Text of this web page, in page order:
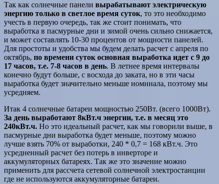
Так как солнечные панели вырабатывают электрическую
энергию только в светлое время суток, то это необходимо
учесть в первую очередь, так же стоит понимать, что
выработка в пасмурные дни и зимой очень сильно снижается,
и может составлять 10-30 процентов от мощности панелей.
Для простоты и удобства мы будем делать расчет с апреля по
октябрь, по времени суток основная выработка идет с 9 до
17 часов, т.е. 7-8 часов в день. В летнее время интервалы
конечно будут больше, с восхода до заката, но в эти часы
выработка будет значительно меньше номинала, поэтому мы
усредняем.
Итак 4 солнечные батареи мощностью 250Вт. (всего 1000Вт).
За день выработают 8кВт.ч энергии, т.е. в месяц это
240кВт.ч. Но это идеальный расчет, как мы говорили выше, в
пасмурные дни выработка будет меньше, поэтому можно
лучше взять 70% от выработки, 240 * 0,7 = 168 кВт.ч. Это
усредненный расчет без потерь в инверторе и
аккумуляторных батареях. Так же это значение можно
применить для рассчета сетевой солнечной электростанции
где не используются аккумуляторные батареи.